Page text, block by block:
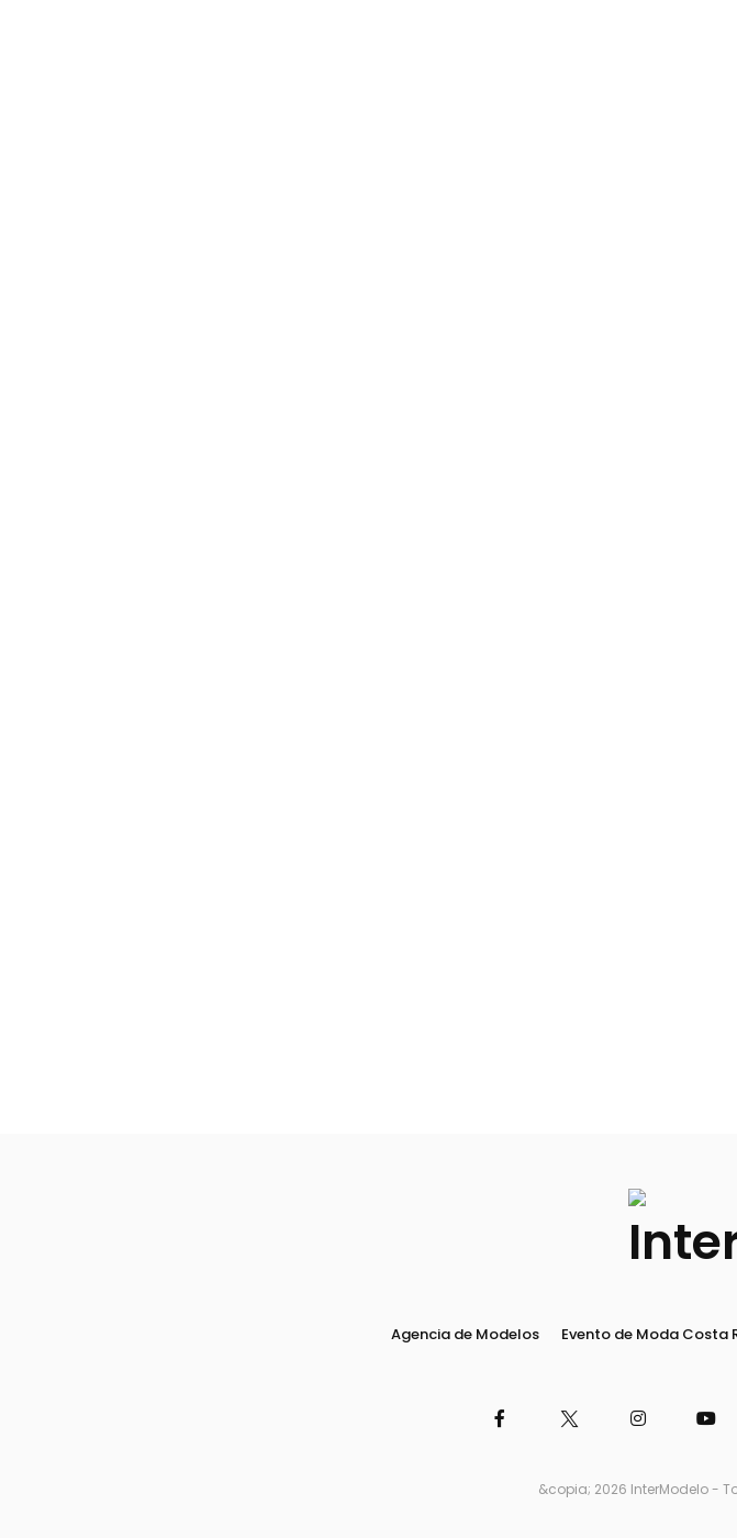
Agencia de Modelos Evento de Moda Costa
&copia; 2026 InterModelo -